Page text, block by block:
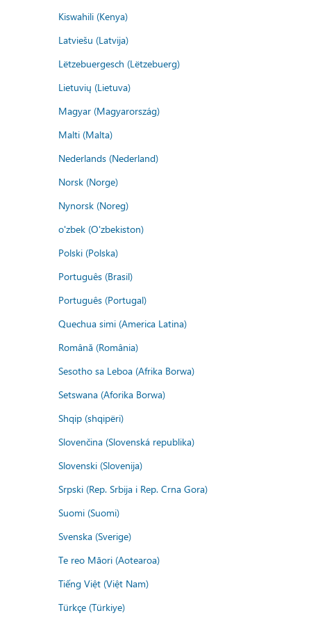
Kiswahili (Kenya)
Latviešu (Latvija)
Lëtzebuergesch (Lëtzebuerg)
Lietuvių (Lietuva)
Magyar (Magyarország)
Malti (Malta)
Nederlands (Nederland)
Norsk (Norge)
Nynorsk (Noreg)
o'zbek (O'zbekiston)
Polski (Polska)
Português (Brasil)
Português (Portugal)
Quechua simi (America Latina)
Română (România)
Sesotho sa Leboa (Afrika Borwa)
Setswana (Aforika Borwa)
Shqip (shqipëri)
Slovenčina (Slovenská republika)
Slovenski (Slovenija)
Srpski (Rep. Srbija i Rep. Crna Gora)
Suomi (Suomi)
Svenska (Sverige)
Te reo Māori (Aotearoa)
Tiếng Việt (Việt Nam)
Türkçe (Türkiye)